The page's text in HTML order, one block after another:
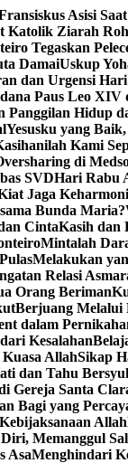
Asisi
Ziarah
Tegaskan
DamaiUskup
dan Urgensi
Paus Leo
Panggilan Hidup
Yesusku yang
Kami
di
SVDHari Rabu
Jaga
Bunda Maria?
CintaKasih dan
Mintalah
Melakukan
Relasi
Orang Beriman
Berjuang Melalui
dalam
Kesalahan
AllahSikap
dan Tahu
Gereja Santa
Bagi yang
Allah
Memanggul
AsaMenghindari